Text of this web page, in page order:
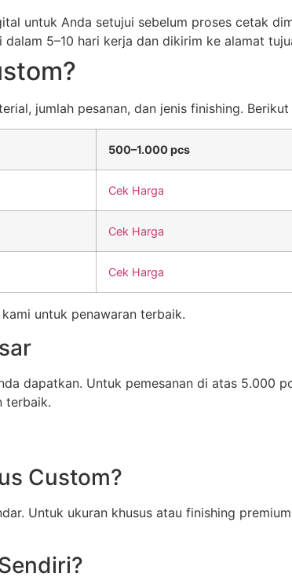
untuk Anda setujui sebelum proses cetak
5–10 hari kerja dan dikirim ke alamat
jumlah pesanan, dan jenis finishing.
500–1.000 pcs
Cek Harga
Cek Harga
Cek Harga
untuk penawaran terbaik.
dapatkan. Untuk pemesanan di atas 5.000
terbaik.
Custom?
Untuk ukuran khusus atau finishing